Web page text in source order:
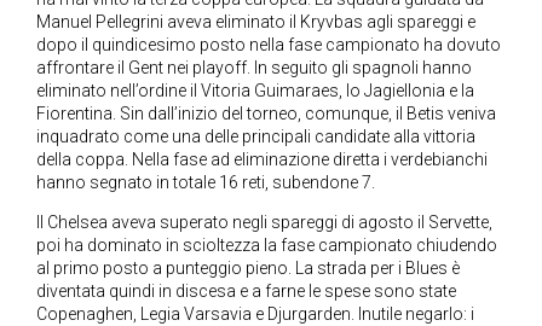
Manuel Pellegrini aveva eliminato il Kryvbas agli spareggi e
dopo il quindicesimo posto nella fase campionato ha dovuto
affrontare il Gent nei playoff. In seguito gli spagnoli hanno
eliminato nell’ordine il Vitoria Guimaraes, lo Jagiellonia e la
Fiorentina. Sin dall’inizio del torneo, comunque, il Betis veniva
inquadrato come una delle principali candidate alla vittoria
della coppa. Nella fase ad eliminazione diretta i verdebianchi
hanno segnato in totale 16 reti, subendone 7.
Il Chelsea aveva superato negli spareggi di agosto il Servette,
poi ha dominato in scioltezza la fase campionato chiudendo
al primo posto a punteggio pieno. La strada per i Blues è
diventata quindi in discesa e a farne le spese sono state
Copenaghen, Legia Varsavia e Djurgarden. Inutile negarlo: i